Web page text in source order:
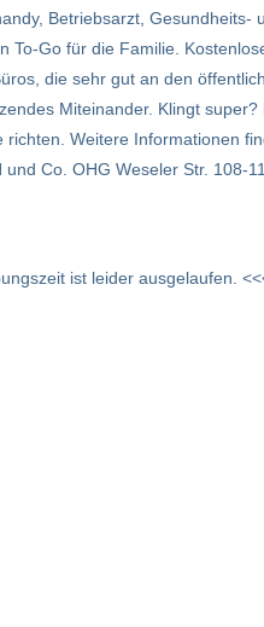
Betriebsarzt,
Go für die Familie.
die sehr gut an den
Miteinander. Klingt
Weitere Informationen
Co. OHG Weseler Str. 108-
ist leider ausgelaufen.